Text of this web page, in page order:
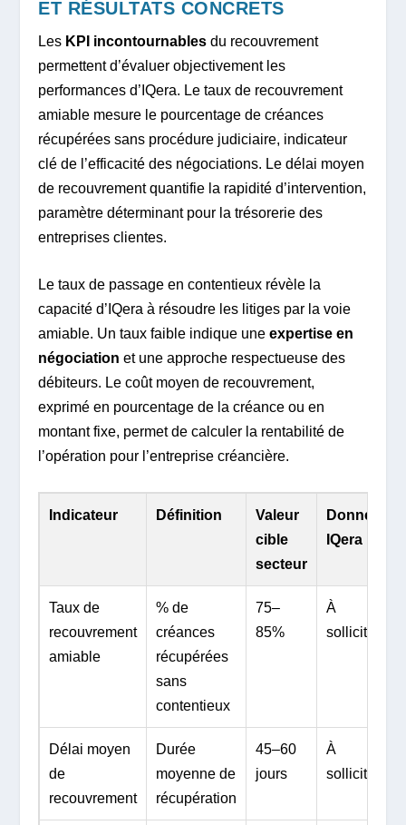
ET RÉSULTATS CONCRETS
Les KPI incontournables du recouvrement
permettent d’évaluer objectivement les
performances d’IQera. Le taux de recouvrement
amiable mesure le pourcentage de créances
récupérées sans procédure judiciaire, indicateur
clé de l’efficacité des négociations. Le délai moyen
de recouvrement quantifie la rapidité d’intervention,
paramètre déterminant pour la trésorerie des
entreprises clientes.
Le taux de passage en contentieux révèle la
capacité d’IQera à résoudre les litiges par la voie
amiable. Un taux faible indique uneexpertise en
négociation et une approche respectueuse des
débiteurs. Le coût moyen de recouvrement,
exprimé en pourcentage de la créance ou en
montant fixe, permet de calculer la rentabilité de
l’opération pour l’entreprise créancière.
Indicateur Définition
Valeur
cible
secteur
Donnée
IQera
Taux de
recouvrement
amiable
% de
créances
récupérées
sans
contentieux
75–
85%
À
solliciter
Délai moyen
de
recouvrement
Durée
moyenne de
récupération
45–60
jours
À
solliciter